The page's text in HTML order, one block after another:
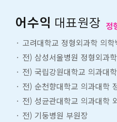
어수익 대표원장 정
고려대학교 정형외과학 의학
전) 삼성서울병원 정형외과
전) 국립강원대학교 의과대
전) 순천향대학교 의과대학
전) 성균관대학교 의과대학
전) 기둥병원 부원장